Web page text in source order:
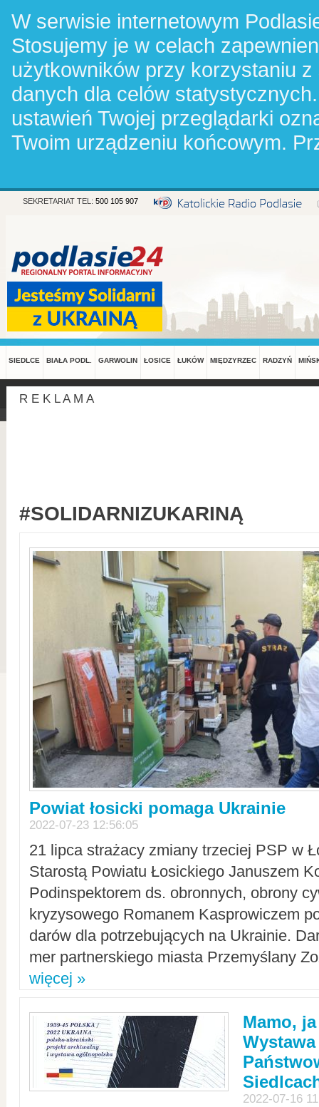
W serwisie internetowym
Stosujemy je w celach
użytkowników przy korzystaniu
danych dla celów
ustawień Twojej przeglądarki
Twoim urządzeniu końcowym.
SEKRETARIAT TEL: 500 105 907
SIEDLCE BIAŁA PODL. GARWOLIN ŁOSICE ŁUKÓW MIĘDZYRZEC RADZYŃ
R E K L A M A
#SOLIDARNIZUKARINĄ
Powiat łosicki pomaga Ukrainie
2022-07-23 12:56:05
21 lipca strażacy zmiany trzeciej PSP w
Starostą Powiatu Łosickiego Januszem
Podinspektorem ds. obronnych, obrony
kryzysowego Romanem Kasprowiczem
darów dla potrzebujących na Ukrainie.
mer partnerskiego miasta Przemyślany
więcej »
Mamo,
2022-07-16